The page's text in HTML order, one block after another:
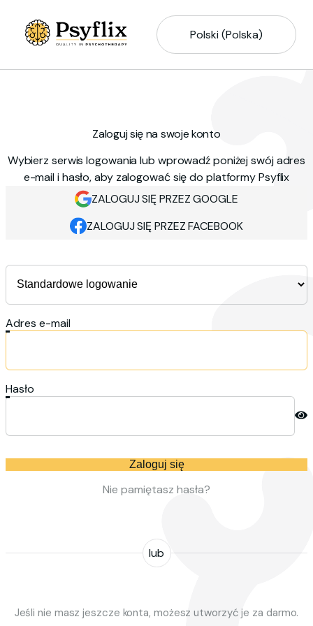
Polski (Polska)
Zaloguj się na swoje konto
Wybierz serwis logowania lub wprowadź poniżej swój adres
e-mail i hasło, aby zalogować się do platformy Psyflix
ZALOGUJ SIĘ PRZEZ GOOGLE
ZALOGUJ SIĘ PRZEZ FACEBOOK
Adres e-mail
Hasło
Zaloguj się
Nie pamiętasz hasła?
lub
Jeśli nie masz jeszcze konta, możesz utworzyć je za darmo.